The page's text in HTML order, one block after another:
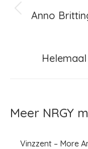
navigatie
Anno
Meer NRGY
Vinzzent – More